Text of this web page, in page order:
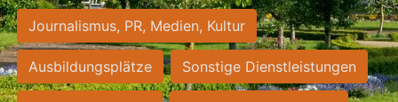
Journalismus, PR, Medien, Kultur
Ausbildungsplätze Sonstige Dienstleistungen